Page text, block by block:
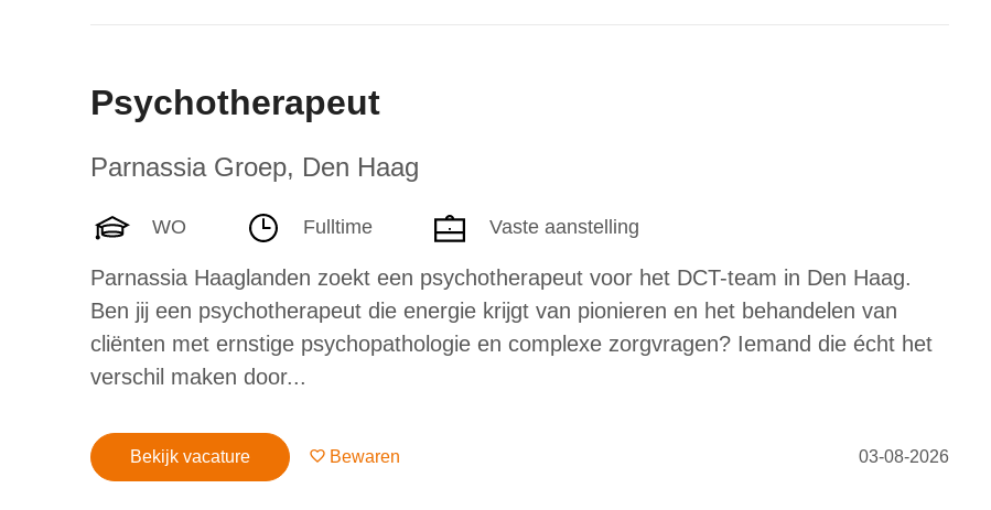
Psychotherapeut
Parnassia Groep, Den Haag
WO Fulltime Vaste aanstelling
Parnassia Haaglanden zoekt een psychotherapeut voor het DCT-team in Den Haag.
Ben jij een psychotherapeut die energie krijgt van pionieren en het behandelen van
cliënten met ernstige psychopathologie en complexe zorgvragen? Iemand die écht het
verschil maken door...
Bekijk vacature Bewaren 03-08-2026